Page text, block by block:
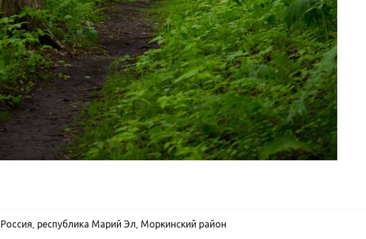
Россия, республика Марий Эл, Моркинский район